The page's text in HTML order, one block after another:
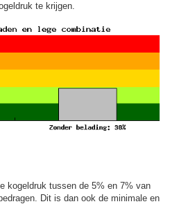
te krijgen.
kogeldruk tussen de 5% en 7% van
Dit is dan ook de minimale en